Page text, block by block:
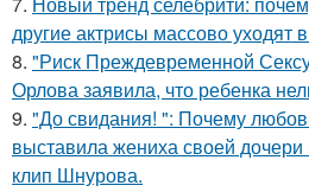
другие актрисы массово уходят
8. "Риск Преждевременной
Орлова заявила, что ребенка
9. "До свидания! ": Почему
выставила жениха своей
клип Шнурова.